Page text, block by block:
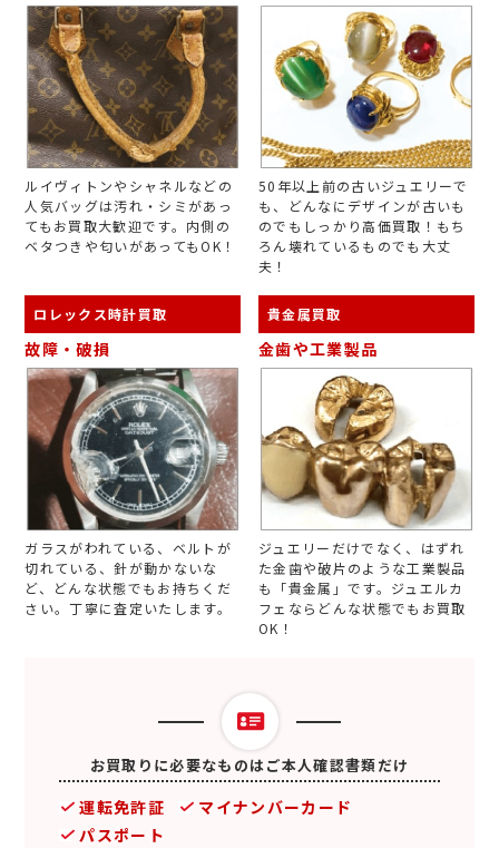
ルイヴィトンやシャネルなどの
人気バッグは汚れ・シミがあっ
てもお買取大歓迎です。内側の
ベタつきや匂いがあってもOK！
50年以上前の古いジュエリーで
も、どんなにデザインが古いも
のでもしっかり高価買取！もち
ろん壊れているものでも大丈
夫！
ロレックス時計買取
故障・破損
ガラスがわれている、ベルトが
切れている、針が動かないな
ど、どんな状態でもお持ちくだ
さい。丁寧に査定いたします。
貴金属買取
金歯や工業製品
ジュエリーだけでなく、はずれ
た金歯や破片のような工業製品
も「貴金属」です。ジュエルカ
フェならどんな状態でもお買取
OK！
お買取りに必要なものはご本人確認書類だけ
運転免許証
マイナンバーカード
パスポート